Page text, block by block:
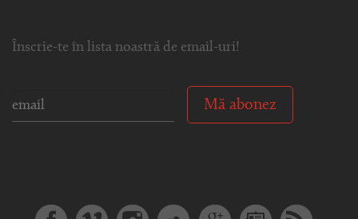
Înscrie-te în lista noastră de email-uri!
Mă abonez